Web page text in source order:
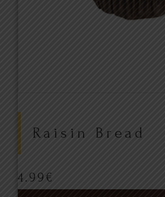
Raisin Bread
4.99€